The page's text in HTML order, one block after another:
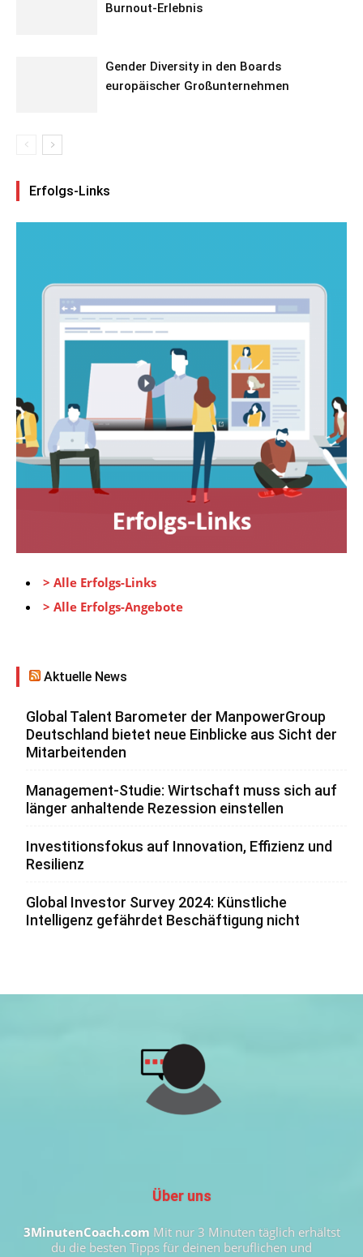
Burnout-Erlebnis
Gender Diversity in den Boards
europäischer Großunternehmen
Erfolgs-Links
> Alle Erfolgs-Links
> Alle Erfolgs-Angebote
Aktuelle News
Global Talent Barometer der ManpowerGroup
Deutschland bietet neue Einblicke aus Sicht der
Mitarbeitenden
Management-Studie: Wirtschaft muss sich auf
länger anhaltende Rezession einstellen
Investitionsfokus auf Innovation, Effizienz und
Resilienz
Global Investor Survey 2024: Künstliche
Intelligenz gefährdet Beschäftigung nicht
Über uns
3MinutenCoach.com Mit nur 3 Minuten täglich erhältst
du die besten Tipps für deinen beruflichen und